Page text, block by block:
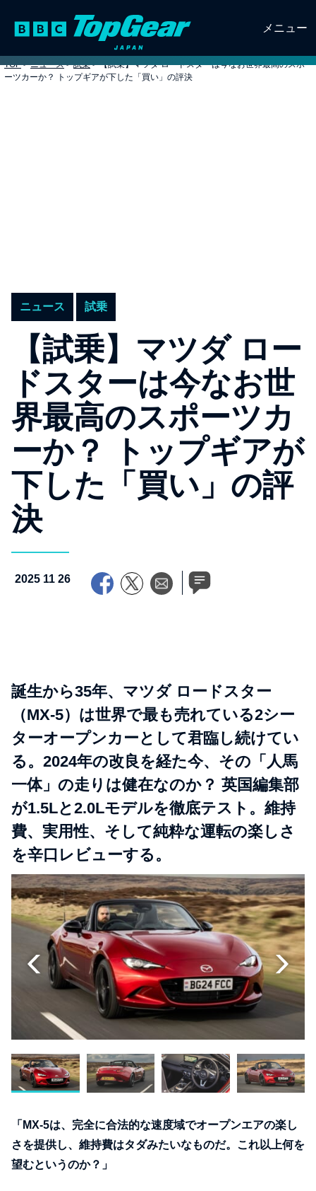
メニュー
TOP > ニュース > 試乗 > 【試乗】マツダ ロードスターは今なお世界最高のスポ
ーツカーか？ トップギアが下した「買い」の評決
ニュース 試乗
【試乗】マツダ ロー
ドスターは今なお世
界最高のスポーツカ
ーか？ トップギアが
下した「買い」の評
決
2025 11 26
誕生から35年、マツダ ロードスター
（MX-5）は世界で最も売れている2シー
ターオープンカーとして君臨し続けてい
る。2024年の改良を経た今、その「人馬
一体」の走りは健在なのか？ 英国編集部
が1.5Lと2.0Lモデルを徹底テスト。維持
費、実用性、そして純粋な運転の楽しさ
を辛口レビューする。
「MX-5は、完全に合法的な速度域でオープンエアの楽し
さを提供し、維持費はタダみたいなものだ。これ以上何を
望むというのか？」